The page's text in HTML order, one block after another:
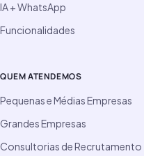
IA + WhatsApp
Funcionalidades
QUEM ATENDEMOS
Pequenas e Médias Empresas
Grandes Empresas
Consultorias de Recrutamento